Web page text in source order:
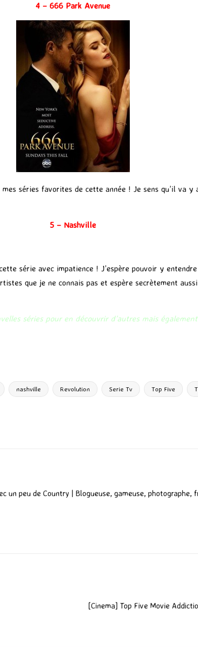
4 – 666 Park Avenue
séries favorites de cette année ! Je sens qu’il va y
5 – Nashville
série avec impatience ! J’espère pouvoir y
que je ne connais pas et espère secrètement
séries pour en découvrir d’autres mais
nashville Revolution Serie Tv Top Five
un peu de Country | Blogueuse, gameuse, photographe,
[Cinema] Top Five Movie